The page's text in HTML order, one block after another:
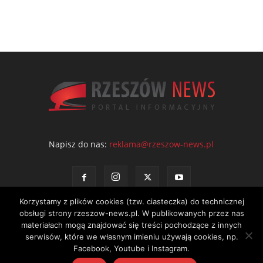
Napisz do nas: reklama@rzeszow-news.pl
Kontakt Polityka prywatności Regulamin portalu
© NEWS Sp. z o.o. - wydawca portalu Rzeszów News. Wszystkie prawa
Korzystamy z plików cookies (tzw. ciasteczka) do technicznej
obsługi strony rzeszow-news.pl. W publikowanych przez nas
materiałach mogą znajdować się treści pochodzące z innych
serwisów, które we własnym imieniu używają cookies, np.
Facebook, Youtube i Instagram.